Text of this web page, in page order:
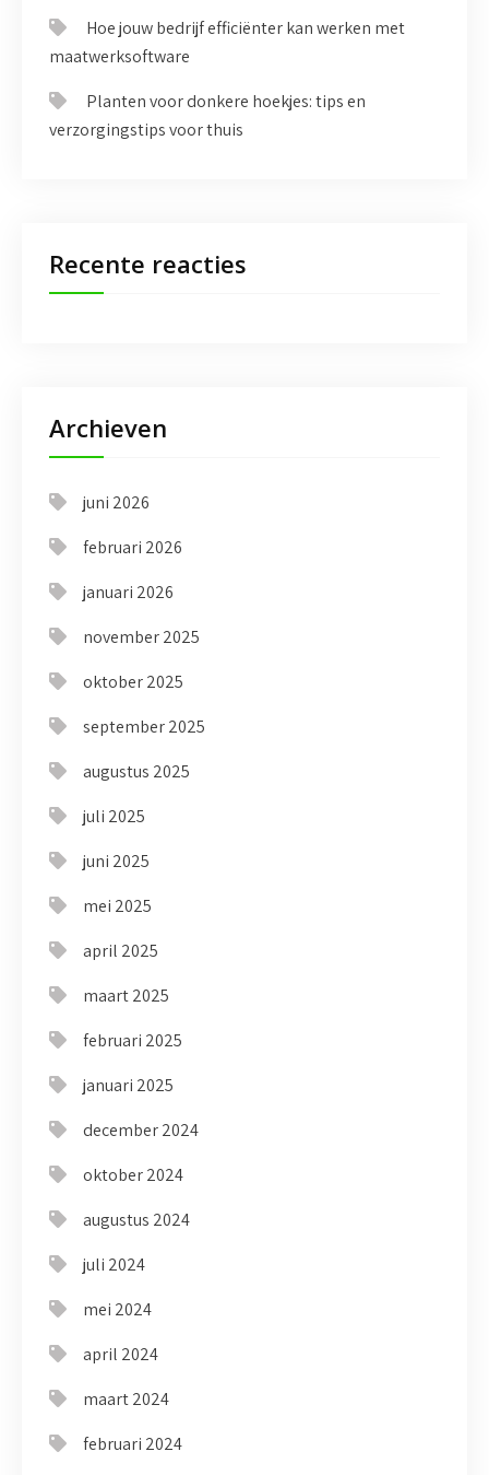
Hoe jouw bedrijf efficiënter kan werken met
maatwerksoftware
Planten voor donkere hoekjes: tips en
verzorgingstips voor thuis
Recente reacties
Archieven
juni 2026
februari 2026
januari 2026
november 2025
oktober 2025
september 2025
augustus 2025
juli 2025
juni 2025
mei 2025
april 2025
maart 2025
februari 2025
januari 2025
december 2024
oktober 2024
augustus 2024
juli 2024
mei 2024
april 2024
maart 2024
februari 2024